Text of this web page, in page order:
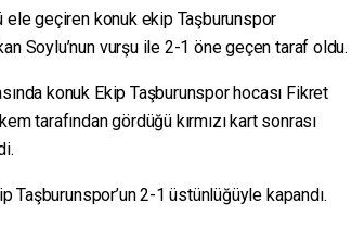
ele geçiren konuk ekip Taşburunspor
Soylu’nun vurşu ile 2-1 öne geçen taraf oldu.
konuk Ekip Taşburunspor hocası Fikret
tarafından gördüğü kırmızı kart sonrası
Taşburunspor’un 2-1 üstünlüğüyle kapandı.